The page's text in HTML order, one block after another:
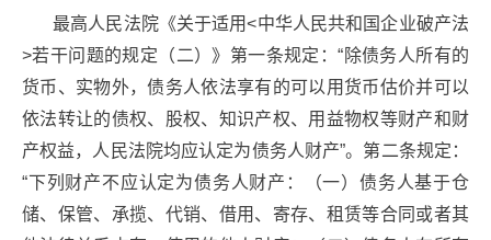
最高人民法院《关于适用<中华人民共和国企业破产法
>若干问题的规定（二）》第一条规定：“除债务人所有的
货币、实物外，债务人依法享有的可以用货币估价并可以
依法转让的债权、股权、知识产权、用益物权等财产和财
产权益，人民法院均应认定为债务人财产”。第二条规定：
“下列财产不应认定为债务人财产：（一）债务人基于仓
储、保管、承揽、代销、借用、寄存、租赁等合同或者其